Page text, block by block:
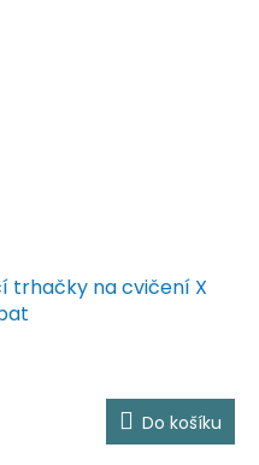
trhačky na cvičení X
Do košíku